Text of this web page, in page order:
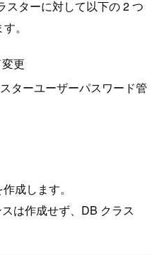
スターに対して以下の 2 つ
。
更
ターユーザーパスワード管
成します。
は作成せず、DB クラス